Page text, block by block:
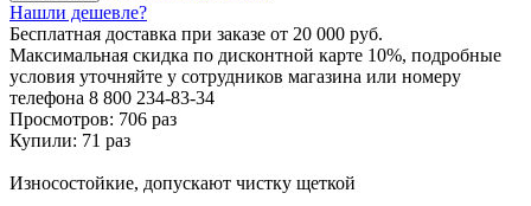
Нашли дешевле?
Бесплатная доставка при заказе от 20 000 руб.
Максимальная скидка по дисконтной карте 10%, подробные
условия уточняйте у сотрудников магазина или номеру
телефона 8 800 234-83-34
Просмотров: 706 раз
Купили: 71 раз
Износостойкие, допускают чистку щеткой